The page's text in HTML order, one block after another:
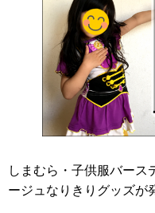
しまむら・子供服バース
ージュなりきりグッズが